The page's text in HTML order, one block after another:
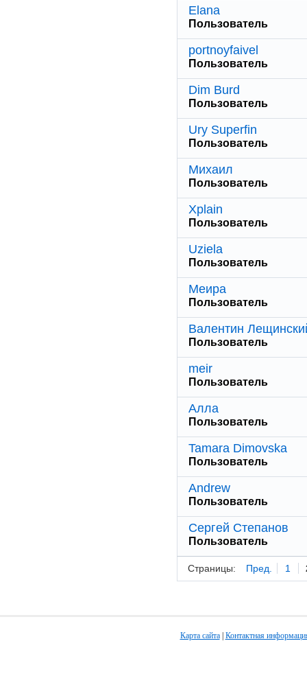
Elana
Пользователь
portnoyfaivel
Пользователь
Dim Burd
Пользователь
Ury Superfin
Пользователь
Михаил
Пользователь
Xplain
Пользователь
Uziela
Пользователь
Меира
Пользователь
Валентин
Пользователь
meir
Пользователь
Алла
Пользователь
Tamara Dimovska
Пользователь
Andrew
Пользователь
Сергей Степанов
Пользователь
Страницы: Пред. 1
Карта сайта| Контактная